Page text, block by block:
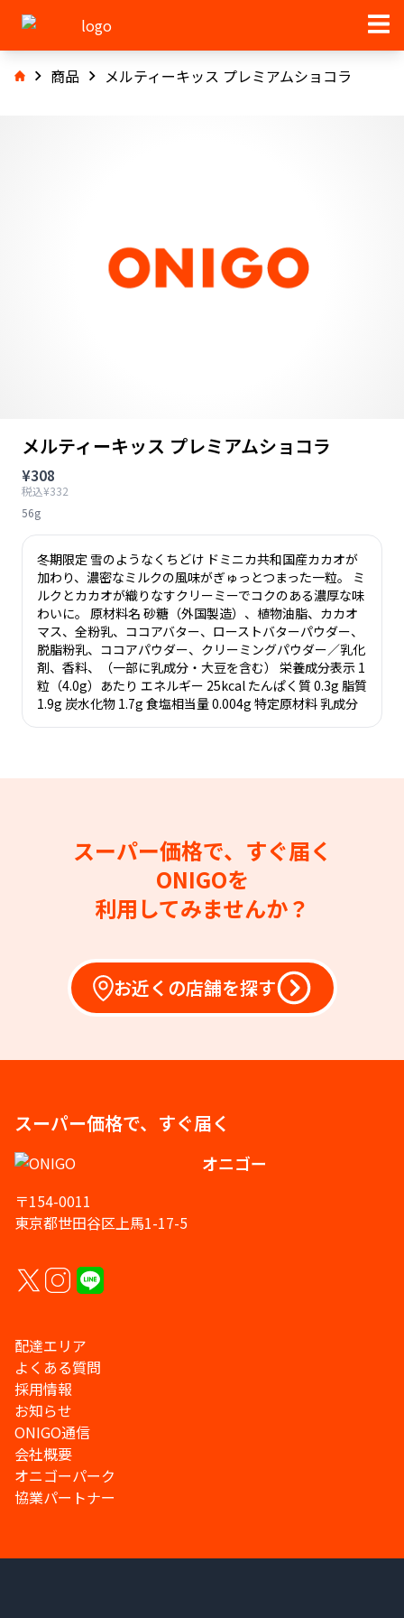
商品 メルティーキッス プレミアムショコラ
メルティーキッス プレミアムショコラ
¥308
税込¥332
56g
冬期限定 雪のようなくちどけ ドミニカ共和国産カカオが
加わり、濃密なミルクの風味がぎゅっとつまった一粒。 ミ
ルクとカカオが織りなすクリーミーでコクのある濃厚な味
わいに。 原材料名 砂糖（外国製造）、植物油脂、カカオ
マス、全粉乳、ココアバター、ローストバターパウダー、
脱脂粉乳、ココアパウダー、クリーミングパウダー／乳化
剤、香料、（一部に乳成分・大豆を含む） 栄養成分表示 1
粒（4.0g）あたり エネルギー 25kcal たんぱく質 0.3g 脂質
1.9g 炭水化物 1.7g 食塩相当量 0.004g 特定原材料 乳成分
スーパー価格で、すぐ届く
ONIGOを
利用してみませんか？
お近くの店舗を探す
スーパー価格で、すぐ届く
オニゴー
〒154-0011
東京都世田谷区上馬1-17-5
配達エリア
よくある質問
採用情報
お知らせ
ONIGO通信
会社概要
オニゴーパーク
協業パートナー